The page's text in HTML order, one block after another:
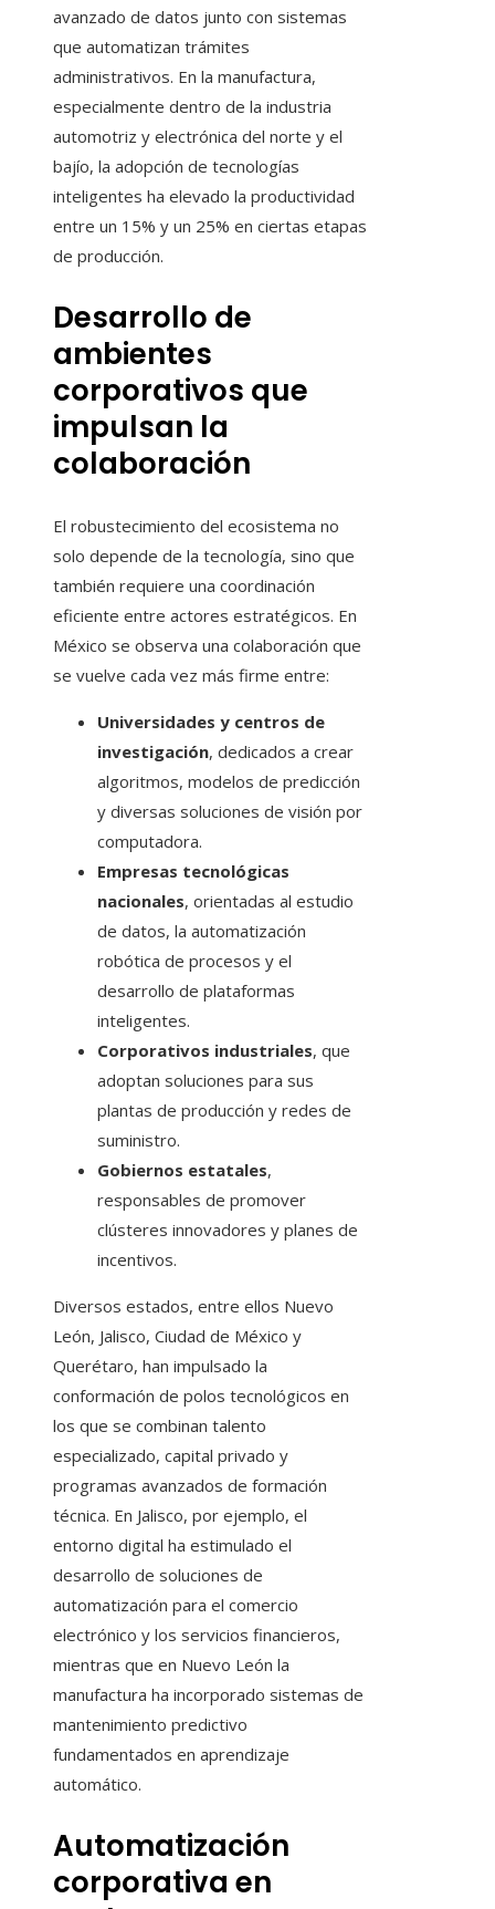
avanzado de datos junto con sistemas
que automatizan trámites
administrativos. En la manufactura,
especialmente dentro de la industria
automotriz y electrónica del norte y el
bajío, la adopción de tecnologías
inteligentes ha elevado la productividad
entre un 15% y un 25% en ciertas etapas
de producción.
Desarrollo de
ambientes
corporativos que
impulsan la
colaboración
El robustecimiento del ecosistema no
solo depende de la tecnología, sino que
también requiere una coordinación
eficiente entre actores estratégicos. En
México se observa una colaboración que
se vuelve cada vez más firme entre:
Universidades y centros de
investigación, dedicados a crear
algoritmos, modelos de predicción
y diversas soluciones de visión por
computadora.
Empresas tecnológicas
nacionales, orientadas al estudio
de datos, la automatización
robótica de procesos y el
desarrollo de plataformas
inteligentes.
Corporativos industriales, que
adoptan soluciones para sus
plantas de producción y redes de
suministro.
Gobiernos estatales,
responsables de promover
clústeres innovadores y planes de
incentivos.
Diversos estados, entre ellos Nuevo
León, Jalisco, Ciudad de México y
Querétaro, han impulsado la
conformación de polos tecnológicos en
los que se combinan talento
especializado, capital privado y
programas avanzados de formación
técnica. En Jalisco, por ejemplo, el
entorno digital ha estimulado el
desarrollo de soluciones de
automatización para el comercio
electrónico y los servicios financieros,
mientras que en Nuevo León la
manufactura ha incorporado sistemas de
mantenimiento predictivo
fundamentados en aprendizaje
automático.
Automatización
corporativa en